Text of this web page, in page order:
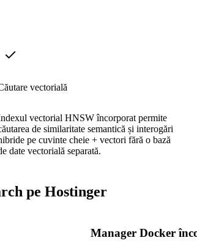
vectorială
vectorial HNSW încorporat permite
de similaritate semantică și interogări
pe cuvinte cheie + vectori fără o bază
date vectorială separată.
pe Hostinger
Manager Docker